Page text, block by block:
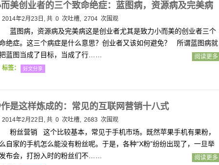
美创业者的三个致命绝症：蓝图病，资源病及完美病
2014年2月23日, 共 0 次吐槽, 2704 次围观
蓝图病，资源病及完美病这是创业者尤其是致力小而美的创业者三个
绝症。这三个病症是什么意思？创业者又该如何避免？ 所谓蓝图病就
蓝图当成了目标，当成了行……
阅读更多
标签：
好文分享
是这样炼成的：常见的互联网营销十八式
2014年2月22日, 共 0 次吐槽, 2683 次围观
粉丝营销 这个比较基本，常见于手机市场。既然苹果手机有果粉，
自家的手机怎么能没有粉丝呢。于是，各种“X粉”纷纷出现了，一旦举
布会，打扮入时的粉丝们不……
阅读更多